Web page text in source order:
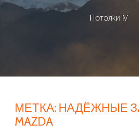
Потолки М
МЕТКА: НАДЁЖНЫЕ
MAZDA